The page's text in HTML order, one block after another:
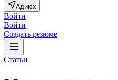
Адиюх
Войти
Войти
Создать резюме
Статьи